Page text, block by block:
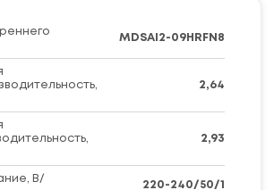
MDSAI2-09HRFN8
2,64
2,93
В/
220-240/50/1